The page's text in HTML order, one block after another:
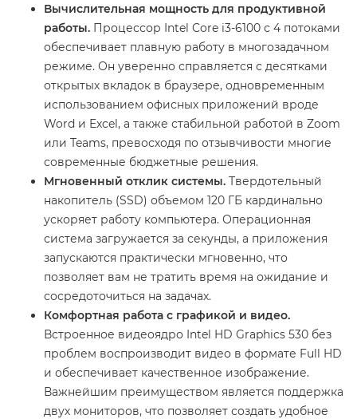
Вычислительная мощность для продуктивной
работы. Процессор Intel Core i3-6100 с 4 потоками
обеспечивает плавную работу в многозадачном
режиме. Он уверенно справляется с десятками
открытых вкладок в браузере, одновременным
использованием офисных приложений вроде
Word и Excel, а также стабильной работой в Zoom
или Teams, превосходя по отзывчивости многие
современные бюджетные решения.
Мгновенный отклик системы. Твердотельный
накопитель (SSD) объемом 120 ГБ кардинально
ускоряет работу компьютера. Операционная
система загружается за секунды, а приложения
запускаются практически мгновенно, что
позволяет вам не тратить время на ожидание и
сосредоточиться на задачах.
Комфортная работа с графикой и видео.
Встроенное видеоядро Intel HD Graphics 530 без
проблем воспроизводит видео в формате Full HD
и обеспечивает качественное изображение.
Важнейшим преимуществом является поддержка
двух мониторов, что позволяет создать удобное